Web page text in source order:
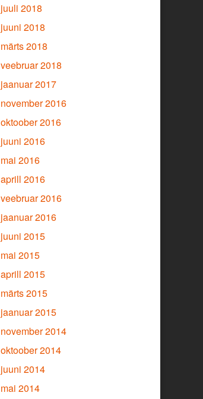
juuli 2018
juuni 2018
märts 2018
veebruar 2018
jaanuar 2017
november 2016
oktoober 2016
juuni 2016
mai 2016
aprill 2016
veebruar 2016
jaanuar 2016
juuni 2015
mai 2015
aprill 2015
märts 2015
jaanuar 2015
november 2014
oktoober 2014
juuni 2014
mai 2014